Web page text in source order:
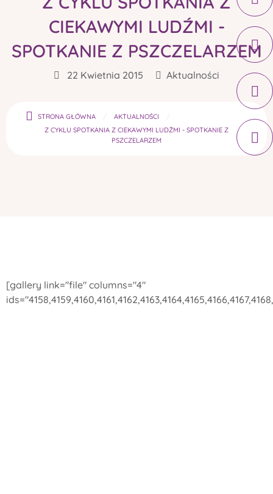
CIEKAWYMI LUDŹMI -
SPOTKANIE Z PSZCZELARZEM
22 Kwietnia 2015 Aktualności
STRONA GŁÓWNA
AKTUALNOŚCI
Z CYKLU SPOTKANIA Z CIEKAWYMI LUDŹMI - SPOTKANIE Z
PSZCZELARZEM
[gallery link="file" columns="4"